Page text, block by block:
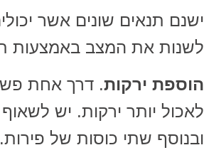
ישנם תנאים שונים אשר
לשנות את המצב באמצעות
הוספת ירקות. דרך אחת
לאכול יותר ירקות. יש
ובנוסף שתי כוסות של